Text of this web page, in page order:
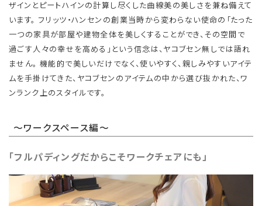
ザインとピートハインの計算し尽くした曲線美の美しさを兼ね備えて
います。 フリッツ・ハンセンの創業当時から変わらない使命の「たった
一つの家具が部屋や建物全体を美しくすることができ、その空間で
過ごす人々の幸せを高める」という信念は、ヤコブセン無しでは語れ
ません。 機能的で美しいだけでなく、使いやすく、親しみやすいアイテ
ムを手掛けてきた、ヤコブセンのアイテムの中から選び抜かれた、ワ
ンランク上のスタイルです。
～ワークスペース編～
「フルパディングだからこそワークチェアにも」